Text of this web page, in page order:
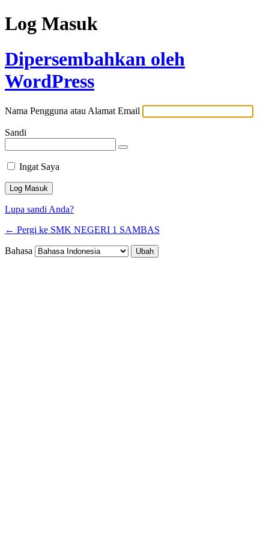
Log Masuk
Dipersembahkan oleh
WordPress
Nama Pengguna atau Alamat Email
Sandi
Ingat Saya
Lupa sandi Anda?
← Pergi ke SMK NEGERI 1 SAMBAS
Bahasa